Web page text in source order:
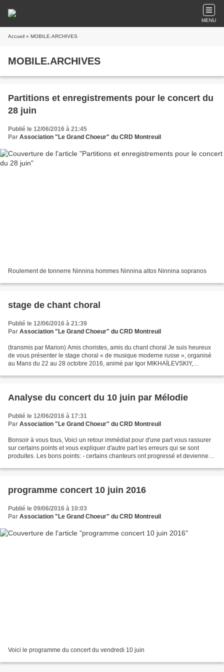
MENU
Accueil » MOBILE.ARCHIVES
MOBILE.ARCHIVES
Partitions et enregistrements pour le concert du
28 juin
Publié le 12/06/2016 à 21:45
Par Association "Le Grand Choeur" du CRD Montreuil
Roulement de tonnerre Ninnina hommes Ninnina altos Ninnina sopranos
stage de chant choral
Publié le 12/06/2016 à 21:39
Par Association "Le Grand Choeur" du CRD Montreuil
(transmis par Marion) Amis choristes, amis du chant choral Je suis heureux
de vous présenter le stage choral « de musique moderne russe », organisé
au Mans du 22 au 28 octobre 2016, animé par Igor MIKHAÏLEVSKIY,
Analyse du concert du 10 juin par Mélodie
Publié le 12/06/2016 à 17:31
Par Association "Le Grand Choeur" du CRD Montreuil
Bonsoir à vous tous, Voici un retour immédiat pour d'une part vous rassurer
sur certains points et vous expliquer d'autre part les erreurs qui se sont
produites. Les bons points: - certains chanteurs ont progressé et deviennent
programme concert 10 juin 2016
Publié le 09/06/2016 à 10:03
Par Association "Le Grand Choeur" du CRD Montreuil
Voici le programme du concert du vendredi 10 juin